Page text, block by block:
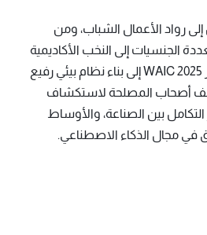
رواد الأعمال الشباب، ومن
الجنسيات إلى النخب الأكاديمية
في الجامعات، يسعى مؤتمر WAIC 2025 إلى بناء نظام بيئي رفيع
أصحاب المصلحة لاستكشاف
بين الصناعة، والأوساط
في مجال الذكاء الاصطناعي.